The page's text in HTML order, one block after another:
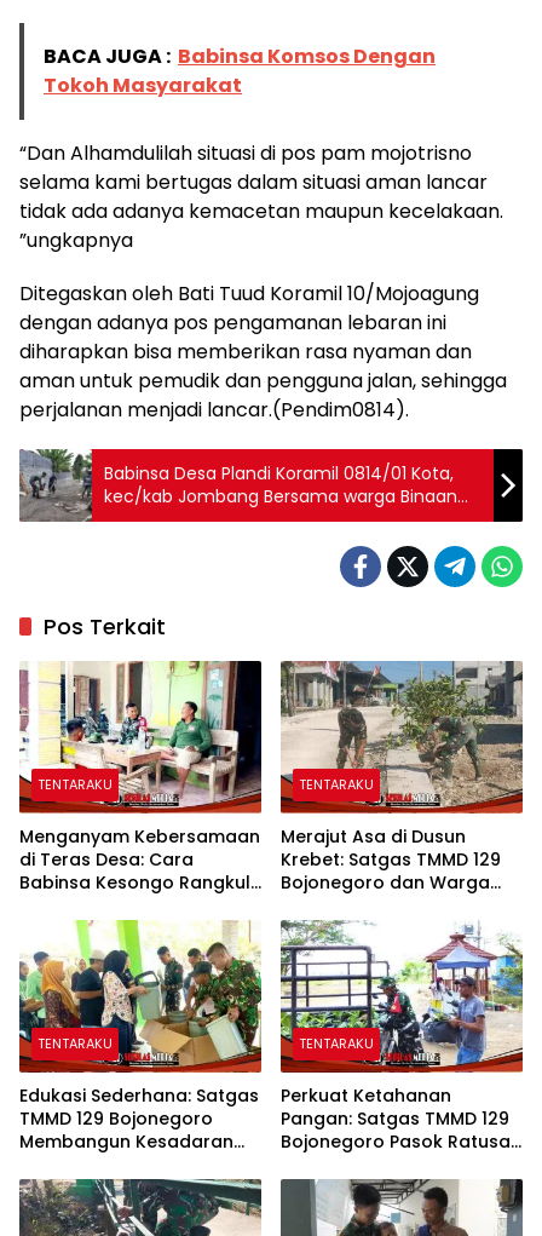
BACA JUGA : Babinsa Komsos Dengan
Tokoh Masyarakat
“Dan Alhamdulilah situasi di pos pam mojotrisno
selama kami bertugas dalam situasi aman lancar
tidak ada adanya kemacetan maupun kecelakaan.
”ungkapnya
Ditegaskan oleh Bati Tuud Koramil 10/Mojoagung
dengan adanya pos pengamanan lebaran ini
diharapkan bisa memberikan rasa nyaman dan
aman untuk pemudik dan pengguna jalan, sehingga
perjalanan menjadi lancar.(Pendim0814).
Babinsa Desa Plandi Koramil 0814/01 Kota,
kec/kab Jombang Bersama warga Binaan
melaksanakan Gotong Royong Pengecorqn
Pos Terkait
TENTARAKU
Menganyam Kebersamaan
di Teras Desa: Cara
Babinsa Kesongo Rangkul
129 Bojonegoro
TENTARAKU
Merajut Asa di Dusun
Krebet: Satgas TMMD 129
Bojonegoro dan Warga
TENTARAKU
Edukasi Sederhana: Satgas
TMMD 129 Bojonegoro
Membangun Kesadaran
Lingkungan di Kesongo
TENTARAKU
Perkuat Ketahanan
Pangan: Satgas TMMD 129
Bojonegoro Pasok Ratusan
Kesongo